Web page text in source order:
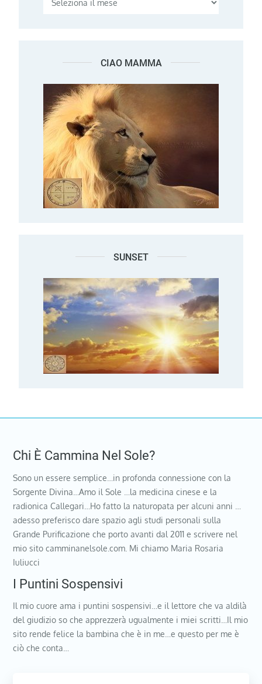
CIAO MAMMA
SUNSET
Chi È Cammina Nel Sole?
Sono un essere semplice…in profonda connessione con la
Sorgente Divina…Amo il Sole …la medicina cinese e la
radionica Callegari…Ho fatto la naturopata per alcuni anni …
adesso preferisco dare spazio agli studi personali sulla
Grande Purificazione che porto avanti dal 2011 e scrivere nel
mio sito camminanelsole.com. Mi chiamo Maria Rosaria
Iuliucci
I Puntini Sospensivi
Il mio cuore ama i puntini sospensivi…e il lettore che va aldilà
del giudizio so che apprezzerà ugualmente i miei scritti…Il mio
sito rende felice la bambina che è in me…e questo per me è
ciò che conta…